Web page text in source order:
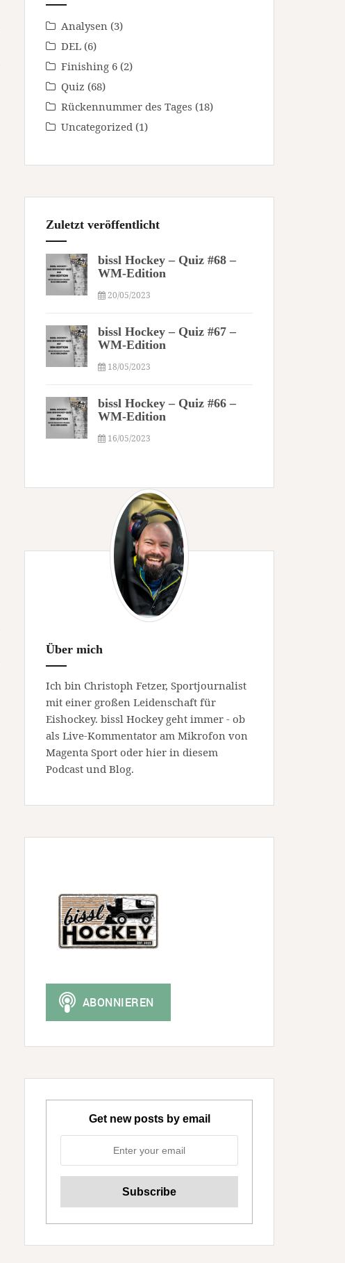
Analysen (3)
DEL (6)
Finishing 6 (2)
Quiz (68)
Rückennummer des Tages (18)
Uncategorized (1)
Zuletzt veröffentlicht
bissl Hockey – Quiz #68 –
WM-Edition
20/05/2023
bissl Hockey – Quiz #67 –
WM-Edition
18/05/2023
bissl Hockey – Quiz #66 –
WM-Edition
16/05/2023
Über mich
Ich bin Christoph Fetzer, Sportjournalist
mit einer großen Leidenschaft für
Eishockey. bissl Hockey geht immer - ob
als Live-Kommentator am Mikrofon von
Magenta Sport oder hier in diesem
Podcast und Blog.
Get new posts by email